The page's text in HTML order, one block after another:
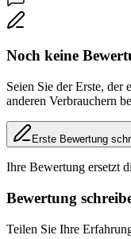
Noch keine
Seien Sie der Erste, der
anderen Verbrauchern
Erste Bewertung
Ihre Bewertung ersetzt
Bewertung
Teilen Sie Ihre